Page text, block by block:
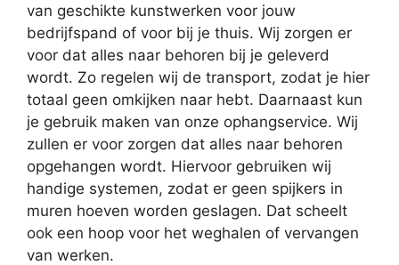
van geschikte kunstwerken voor jouw
bedrijfspand of voor bij je thuis. Wij zorgen er
voor dat alles naar behoren bij je geleverd
wordt. Zo regelen wij de transport, zodat je hier
totaal geen omkijken naar hebt. Daarnaast kun
je gebruik maken van onze ophangservice. Wij
zullen er voor zorgen dat alles naar behoren
opgehangen wordt. Hiervoor gebruiken wij
handige systemen, zodat er geen spijkers in
muren hoeven worden geslagen. Dat scheelt
ook een hoop voor het weghalen of vervangen
van werken.